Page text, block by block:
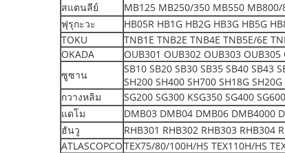
สแตนลีย์
MB125 MB250/350 MB550
ฟุรุกะวะ
HB05R HB1G HB2G HB3G HB5G
TOKU
TNB1E TNB2E TNB4E TNB5E/6E
OKADA
OUB301 OUB302 OUB303
ซูซาน
SB10 SB20 SB30 SB35 SB40 SB43
SH200 SH400 SH700 SH18G
กวางหลิม
SG200 SG300 KSG350 SG400
แดโม
DMB03 DMB04 DMB06 DMB4000
ฮันวู
RHB301 RHB302 RHB303 RHB304
ATLASCOPCOTEX75/80/100H/HS TEX110H/HS